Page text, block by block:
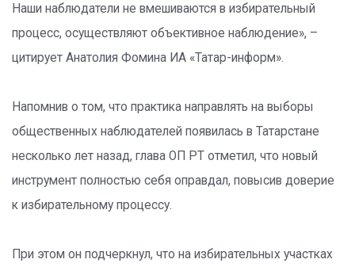
Наши наблюдатели не вмешиваются в избирательный
процесс, осуществляют объективное наблюдение», –
цитирует Анатолия Фомина ИА «Татар-информ».
Напомнив о том, что практика направлять на выборы
общественных наблюдателей появилась в Татарстане
несколько лет назад, глава ОП РТ отметил, что новый
инструмент полностью себя оправдал, повысив доверие
к избирательному процессу.
При этом он подчеркнул, что на избирательных участках